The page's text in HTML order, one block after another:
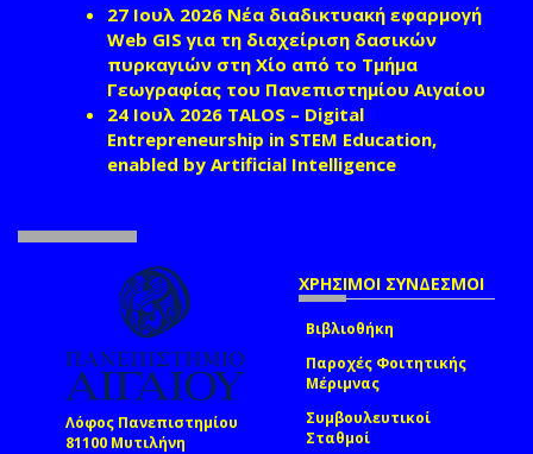
27 Ιουλ 2026 Νέα διαδικτυακή εφαρμογή
Web GIS για τη διαχείριση δασικών
πυρκαγιών στη Χίο από το Τμήμα
Γεωγραφίας του Πανεπιστημίου Αιγαίου
24 Ιουλ 2026 TALOS – Digital
Entrepreneurship in STEM Education,
enabled by Artificial Intelligence
Λόφος Πανεπιστημίου
81100 Μυτιλήνη
ΧΡΗΣΙΜΟΙ ΣΥΝΔΕΣΜΟΙ
Βιβλιοθήκη
Παροχές Φοιτητικής
Μέριμνας
Συμβουλευτικοί
Σταθμοί